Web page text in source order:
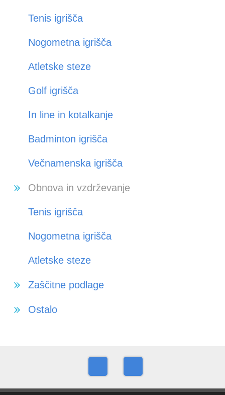
Tenis igrišča
Nogometna igrišča
Atletske steze
Golf igrišča
In line in kotalkanje
Badminton igrišča
Večnamenska igrišča
Obnova in vzdrževanje
Tenis igrišča
Nogometna igrišča
Atletske steze
Zaščitne podlage
Ostalo